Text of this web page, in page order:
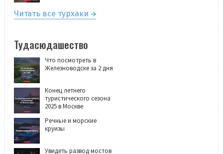
Читать все турхаки
Тудасюдашество
Что посмотреть в
Железноводске за 2 дня
Конец летнего
туристического сезона
2025 в Москве
Речные и морские
круизы
Увидеть развод мостов